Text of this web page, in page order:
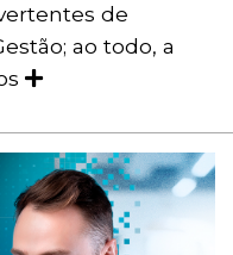
de
ao todo, a